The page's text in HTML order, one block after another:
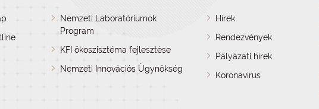
Nemzeti Laboratóriumok
Program
KFI ökoszisztéma fejlesztése
Nemzeti Innovációs Ügynökség
Hírek
Rendezvények
Pályázati hírek
Koronavírus